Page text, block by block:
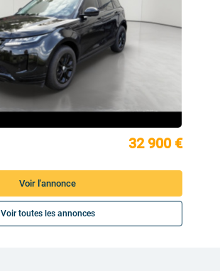
32 900 €
Voir l'annonce
Voir toutes les annonces